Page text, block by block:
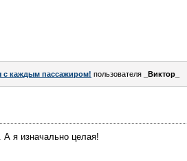
с каждым пассажиром! пользователя _Виктор_
А я изначально целая!